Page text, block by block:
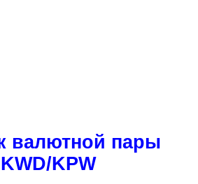
валютной пары
KWD/KPW